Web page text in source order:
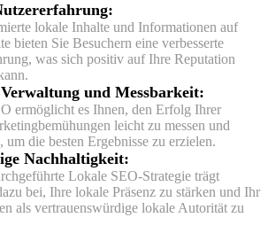
lokale Inhalte und Informationen auf
bieten Sie Besuchern eine verbesserte
was sich positiv auf Ihre Reputation
und Messbarkeit:
ermöglicht es Ihnen, den Erfolg Ihrer
leicht zu messen und
um die besten Ergebnisse zu erzielen.
Nachhaltigkeit:
Lokale SEO-Strategie trägt
bei, Ihre lokale Präsenz zu stärken und Ihr
als vertrauenswürdige lokale Autorität zu